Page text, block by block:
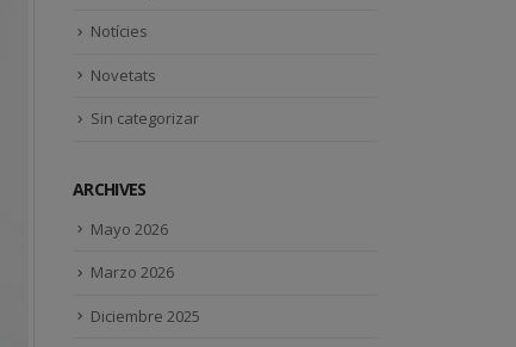
Notícies
Novetats
Sin categorizar
ARCHIVES
Mayo 2026
Marzo 2026
Diciembre 2025